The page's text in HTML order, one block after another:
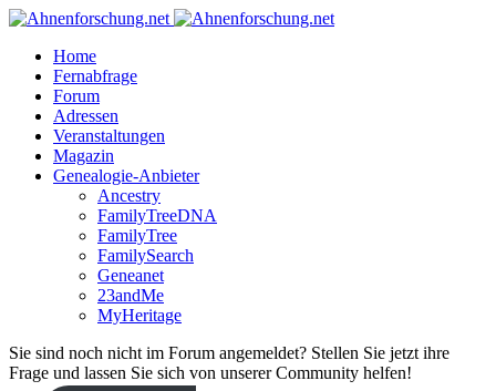
Home
Fernabfrage
Forum
Adressen
Veranstaltungen
Magazin
Genealogie-Anbieter
Ancestry
FamilyTreeDNA
FamilyTree
FamilySearch
Geneanet
23andMe
MyHeritage
Sie sind noch nicht im Forum angemeldet? Stellen Sie jetzt ihre
Frage und lassen Sie sich von unserer Community helfen!